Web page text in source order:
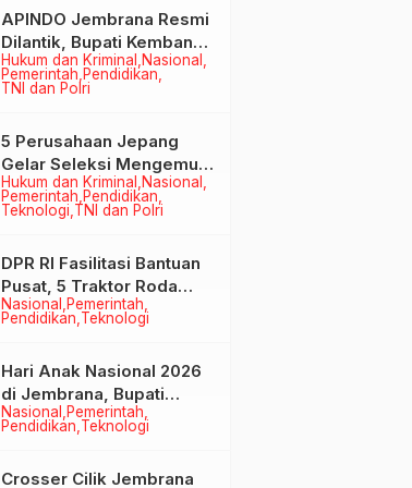
Hukum dan Kriminal
Nasional
Pemerintah Pendidikan
TNI dan Polri
APINDO Jembrana Resmi
Dilantik, Bupati Kembang
Minta Pengusaha Jadi
Motor Penggerak
Hukum dan Kriminal
Nasional
Pemerintah Pendidikan
Teknologi TNI dan Polri
5 Perusahaan Jepang
Gelar Seleksi Mengemudi
di Jembrana, Buka
Peluang Kerja bagi Calon
Nasional
Pemerintah
Pendidikan Teknologi
DPR RI Fasilitasi Bantuan
Pusat, 5 Traktor Roda
Empat Resmi Perkuat
Mekanisasi Pertanian
Nasional
Pemerintah
Pendidikan Teknologi
Hari Anak Nasional 2026
di Jembrana, Bupati
Kembang Tegaskan
Pentingnya Karakter dan
Crosser Cilik Jembrana